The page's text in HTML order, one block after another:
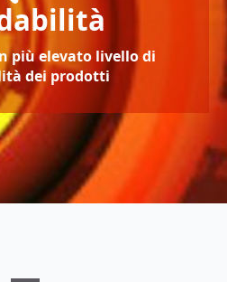
più elevato livello di
dei prodotti